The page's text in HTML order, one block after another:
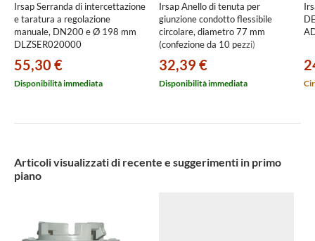
Irsap Serranda di intercettazione
e taratura a regolazione
manuale, DN200 e Ø 198 mm
DLZSER020000
55,30 €
Disponibilità immediata
Irsap Anello di tenuta per
giunzione condotto flessibile
circolare, diametro 77 mm
(confezione da 10 pezzi)
32,39 €
Disponibilità immediata
Articoli visualizzati di recente e suggerimenti in primo
piano